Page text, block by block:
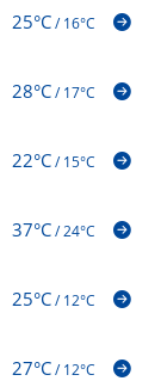
25°C/16°C
28°C/17°C
22°C/15°C
37°C/24°C
25°C/12°C
27°C/12°C